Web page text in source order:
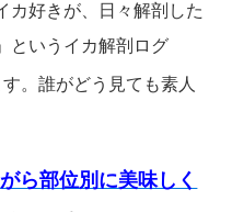
カ好きが、日々解剖した
というイカ解剖ログ
。誰がどう見ても素人
ら部位別に美味しく